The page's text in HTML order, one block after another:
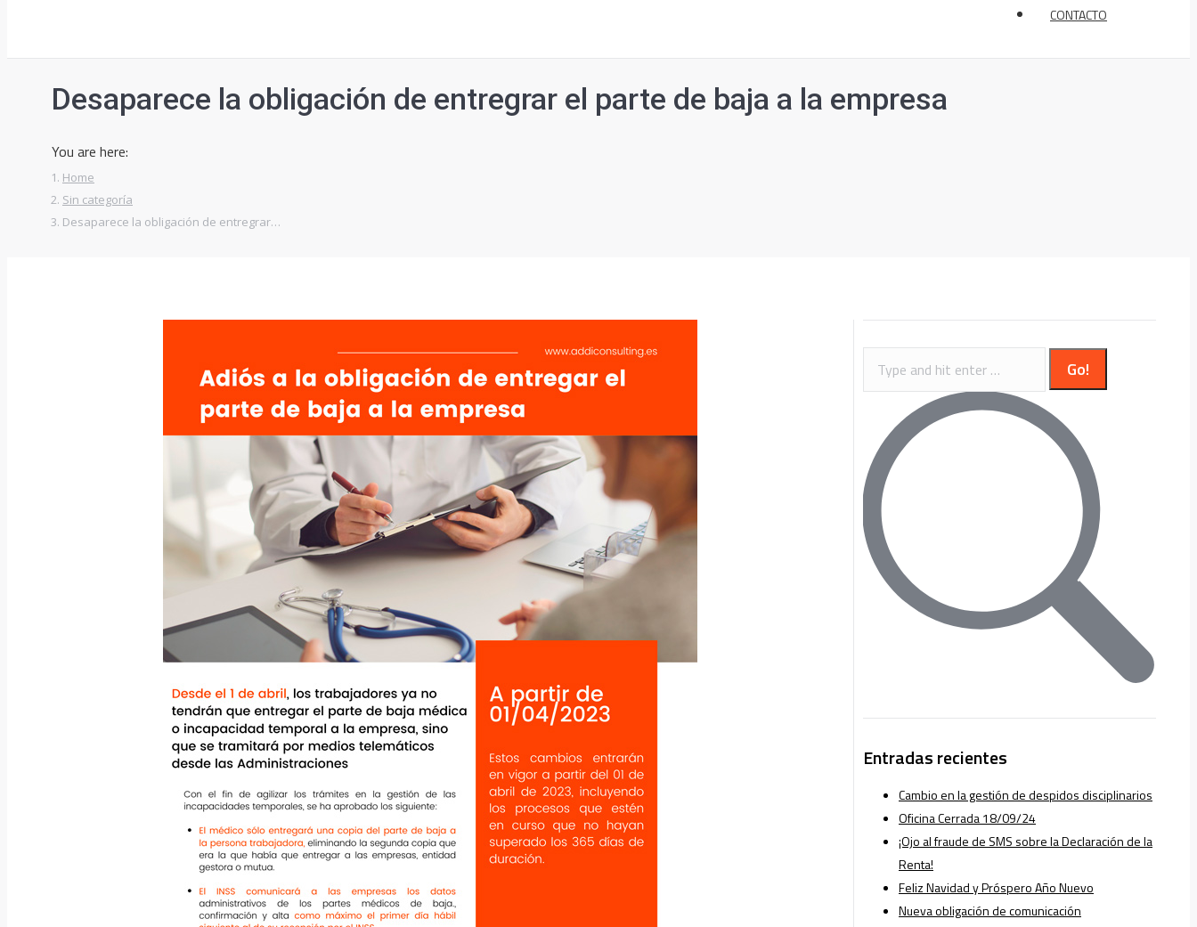
CONTACTO
Desaparece la obligación de entregrar el parte de baja a la empresa
You are here:
Home
Sin categoría
Desaparece la obligación de entregrar…
Entradas recientes
Cambio en la gestión de despidos disciplinarios
Oficina Cerrada 18/09/24
¡Ojo al fraude de SMS sobre la Declaración de la
Renta!
Feliz Navidad y Próspero Año Nuevo
Nueva obligación de comunicación